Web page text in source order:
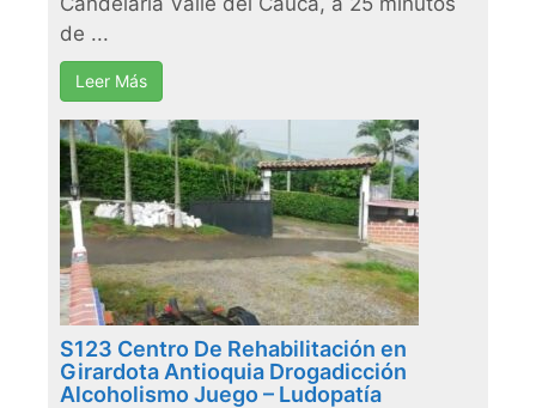
de ...
Leer Más
S123 Centro De Rehabilitación en
Girardota Antioquia Drogadicción
Alcoholismo Juego – Ludopatía